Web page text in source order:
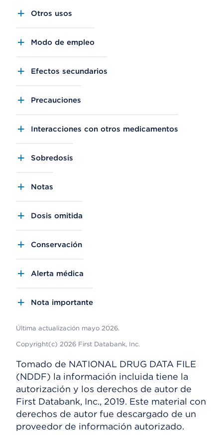
Otros usos
Modo de empleo
Efectos secundarios
Precauciones
Interacciones con otros medicamentos
Sobredosis
Notas
Dosis omitida
Conservación
Alerta médica
Nota importante
Última actualización mayo 2026.
Copyright(c) 2026 First Databank, Inc.
Tomado de NATIONAL DRUG DATA FILE
(NDDF) la información incluida tiene la
autorización y los derechos de autor de
First Databank, Inc., 2019. Este material con
derechos de autor fue descargado de un
proveedor de información autorizado.